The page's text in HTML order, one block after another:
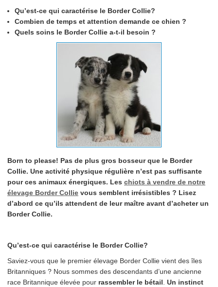
Qu’est-ce qui caractérise le Border Collie?
Combien de temps et attention demande ce chien ?
Quels soins le Border Collie a-t-il besoin ?
Born to please! Pas de plus gros bosseur que le Border
Collie. Une activité physique régulière n’est pas suffisante
pour ces animaux énergiques. Les chiots à vendre de notre
élevage Border Collie vous semblent irrésistibles ? Lisez
d’abord ce qu’ils attendent de leur maître avant d’acheter un
Border Collie.
Qu’est-ce qui caractérise le Border Collie?
Saviez-vous que le premier élevage Border Collie vient des îles
Britanniques ? Nous sommes des descendants d’une ancienne
race Britannique élevée pour rassembler le bétail. Un instinct